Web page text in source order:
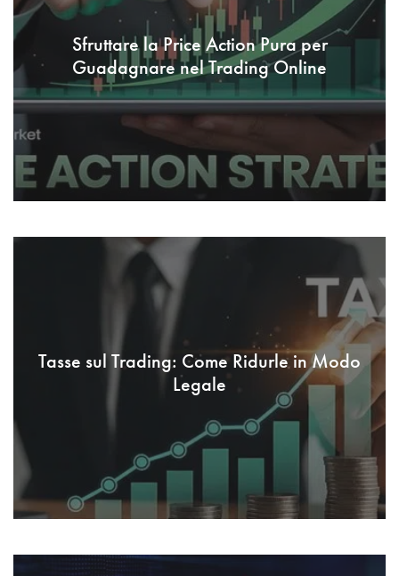
Sfruttare la Price Action Pura per
Guadagnare nel Trading Online
Tasse sul Trading: Come Ridurle in Modo
Legale